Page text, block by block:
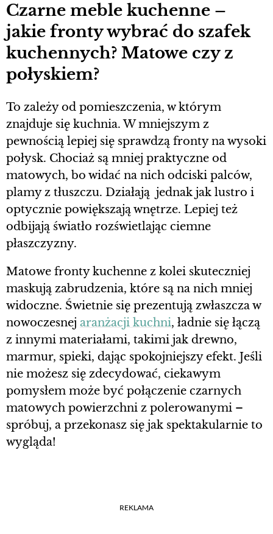
Czarne meble kuchenne –
jakie fronty wybrać do szafek
kuchennych? Matowe czy z
połyskiem?
To zależy od pomieszczenia, w którym
znajduje się kuchnia. W mniejszym z
pewnością lepiej się sprawdzą fronty na wysoki
połysk. Chociaż są mniej praktyczne od
matowych, bo widać na nich odciski palców,
plamy z tłuszczu. Działają jednak jak lustro i
optycznie powiększają wnętrze. Lepiej też
odbijają światło rozświetlając ciemne
płaszczyzny.
Matowe fronty kuchenne z kolei skuteczniej
maskują zabrudzenia, które są na nich mniej
widoczne. Świetnie się prezentują zwłaszcza w
nowoczesnej aranżacji kuchni, ładnie się łączą
z innymi materiałami, takimi jak drewno,
marmur, spieki, dając spokojniejszy efekt. Jeśli
nie możesz się zdecydować, ciekawym
pomysłem może być połączenie czarnych
matowych powierzchni z polerowanymi –
spróbuj, a przekonasz się jak spektakularnie to
wygląda!
REKLAMA